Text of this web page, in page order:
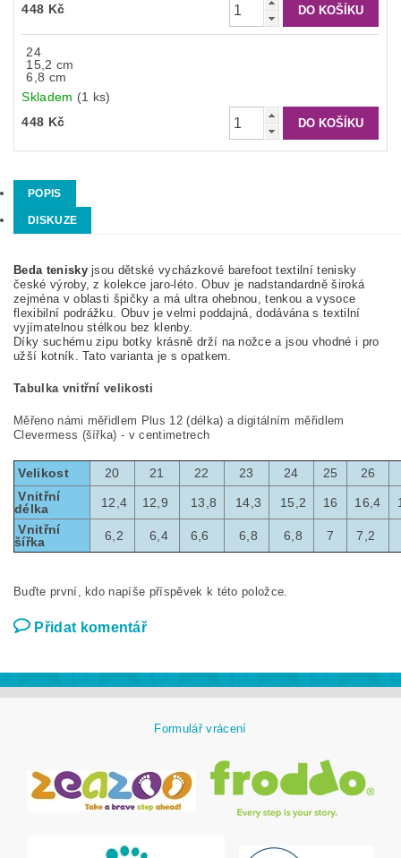
448 Kč
24
15,2 cm
6,8 cm
Skladem (1 ks)
448 Kč
POPIS
DISKUZE
Beda teniskyjsou dětské vycházkové barefoot textilní tenisky
české výroby, z kolekce jaro-léto. Obuv je nadstandardně široká
zejména v oblasti špičky a má ultra ohebnou, tenkou a vysoce
flexibilní podrážku. Obuv je velmi poddajná, dodávána s textilní
vyjímatelnou stélkou bez klenby.
Díky suchému zipu botky krásně drží na nožce a jsou vhodné i pro
užší kotník. Tato varianta je s opatkem.
Tabulka vnitřní velikosti
Měřeno námi měřidlem Plus 12 (délka) a digitálním měřidlem
Clevermess (šířka) - v centimetrech
Velikost 20 21 22 23 24 25
26
Vnitřní
délka
12,4 12,9 13,8 14,3 15,2 16 16,4
Vnitřní
šířka
6,2 6,4 6,6 6,8 6,8 7 7,2
Buďte první, kdo napíše příspěvek k této položce.
Přidat komentář
Formulář vrácení